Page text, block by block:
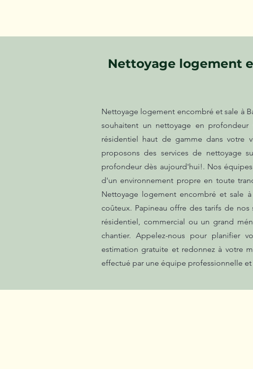
Nettoyage logement
Nettoyage logement encombré et sale à
souhaitent un nettoyage en profondeur
résidentiel haut de gamme dans votre
proposons des services de nettoyage
profondeur dès aujourd'hui!. Nos
d'un environnement propre en toute
Nettoyage logement encombré et sale
coûteux. Papineau offre des tarifs de
résidentiel, commercial ou un grand
chantier. Appelez-nous pour planifier
estimation gratuite et redonnez à votre
effectué par une équipe professionnelle